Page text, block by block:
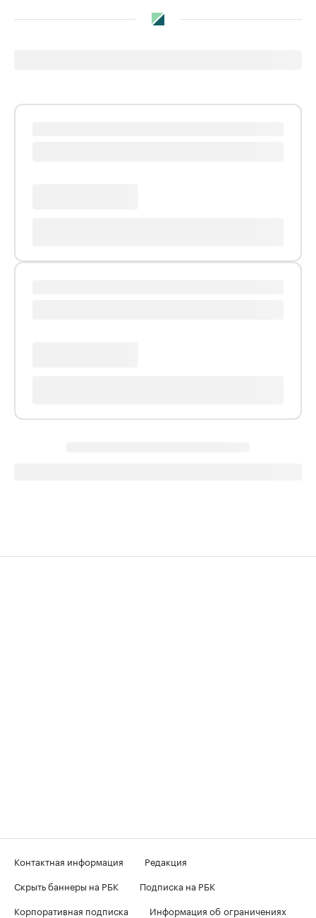
Контактная информация
Редакция
Скрыть баннеры на РБК
Подписка на РБК
Корпоративная подписка
Информация об ограничениях